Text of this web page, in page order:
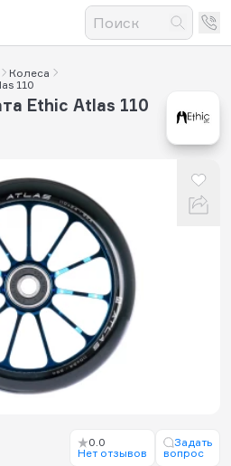
Колеса
110
Ethic Atlas 110
0.0
Нет отзывов
Задать
вопрос